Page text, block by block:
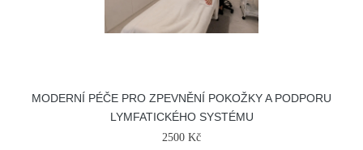
MODERNÍ PÉČE PRO ZPEVNĚNÍ POKOŽKY A PODPORU
LYMFATICKÉHO SYSTÉMU
2500 Kč